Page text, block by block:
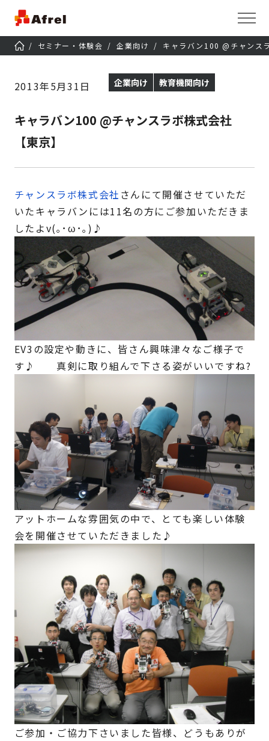
セミナー・体験会 企業向け キャラバン100 @チャンス
2013年5月31日 企業向け 教育機関向け
キャラバン100 @チャンスラボ株式会社
【東京】
チャンスラボ株式会社 さんにて開催させていただ
いたキャラバンには11名の方にご参加いただきま
したよv(｡･ω･｡)♪
EV3の設定や動きに、皆さん興味津々なご様子で
す♪ 真剣に取り組んで下さる姿がいいですね?
アットホームな雰囲気の中で、とても楽しい体験
会を開催させていただきました♪
ご参加・ご協力下さいました皆様、どうもありが